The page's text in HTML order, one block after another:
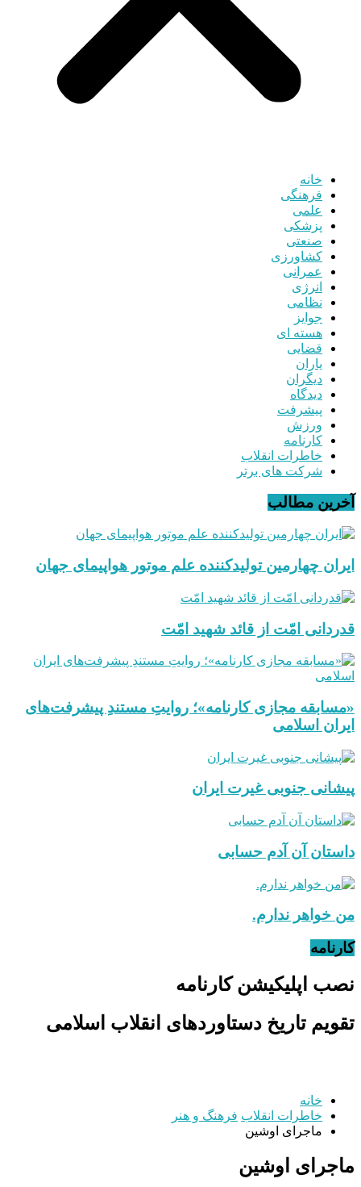
خانه
فرهنگی
علمی
پزشکی
صنعتی
کشاورزی
عمرانی
انرژی
نظامی
جوایز
هسته ای
قضایی
یاران
دیگران
دیدگاه
پیشرفت
ورزش
کارنامه
خاطرات انقلاب
شرکت های برتر
آخرین مطالب
ایران چهارمین تولیدکننده علم موتور هواپیمای جهان
قدردانی امّت از قائد شهید امّت
«مسابقه مجازی کارنامه»؛ روایتِ مستندِ پیشرفت‌های
ایران اسلامی
پیشانی جنوبی غیرت ایران
داستان آن آدم حسابی
من خواهر ندارم.
کارنامه
نصب اپلیکیشن کارنامه
تقویم تاریخ دستاوردهای انقلاب اسلامی
خانه
خاطرات انقلاب فرهنگ و هنر
ماجرای اوشین
ماجرای اوشین